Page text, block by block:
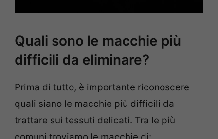
Quali sono le macchie più
difficili da eliminare?
Prima di tutto, è importante riconoscere
quali siano le macchie più difficili da
trattare sui tessuti delicati. Tra le più